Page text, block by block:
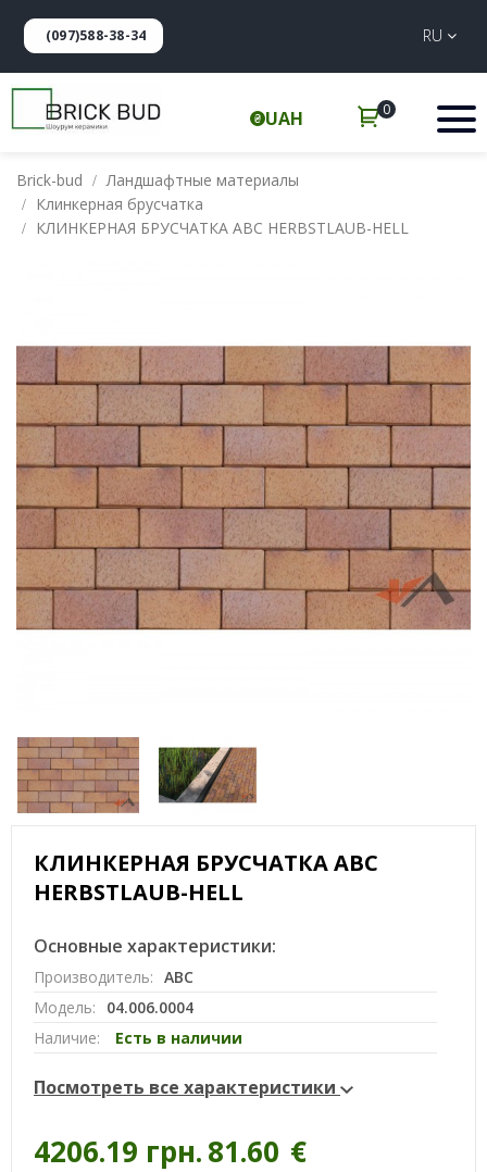
(097)588-38-34 RU
UAH 0
Brick-bud
Ландшафтные материалы
Клинкерная брусчатка
КЛИНКЕРНАЯ БРУСЧАТКА АВС HERBSTLAUB-HELL
КЛИНКЕРНАЯ БРУСЧАТКА АВС
HERBSTLAUB-HELL
Основные характеристики:
Производитель: ABC
Модель:
04.006.0004
Наличие:
Есть в наличии
Посмотреть все характеристики
4206.19 грн.81.60 €